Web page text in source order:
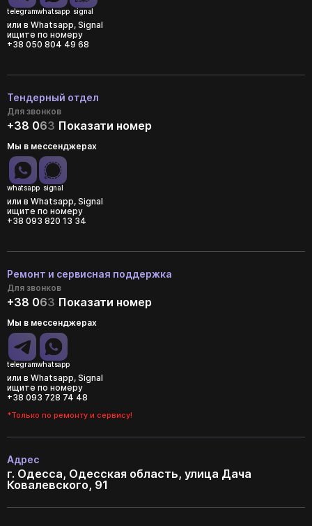
telegramwhatsapp signal
или в Whatsapp, Signal
ищите по номеру
+38 050 804 49 68
Тендерный отдел
Для звонков
+38 063 Показати номер
Мы в мессенджерах
whatsapp signal
или в Whatsapp, Signal
ищите по номеру
+38 093 820 13 34
Ремонт и сервисная поддержка
Для звонков
+38 063 Показати номер
Мы в мессенджерах
telegramwhatsapp
или в Whatsapp, Signal
ищите по номеру
+38 093 728 74 48
*Только по ремонту и сервису!
Адрес
г. Одесса, Одесская область, улица Дача
Ковалевского, 91